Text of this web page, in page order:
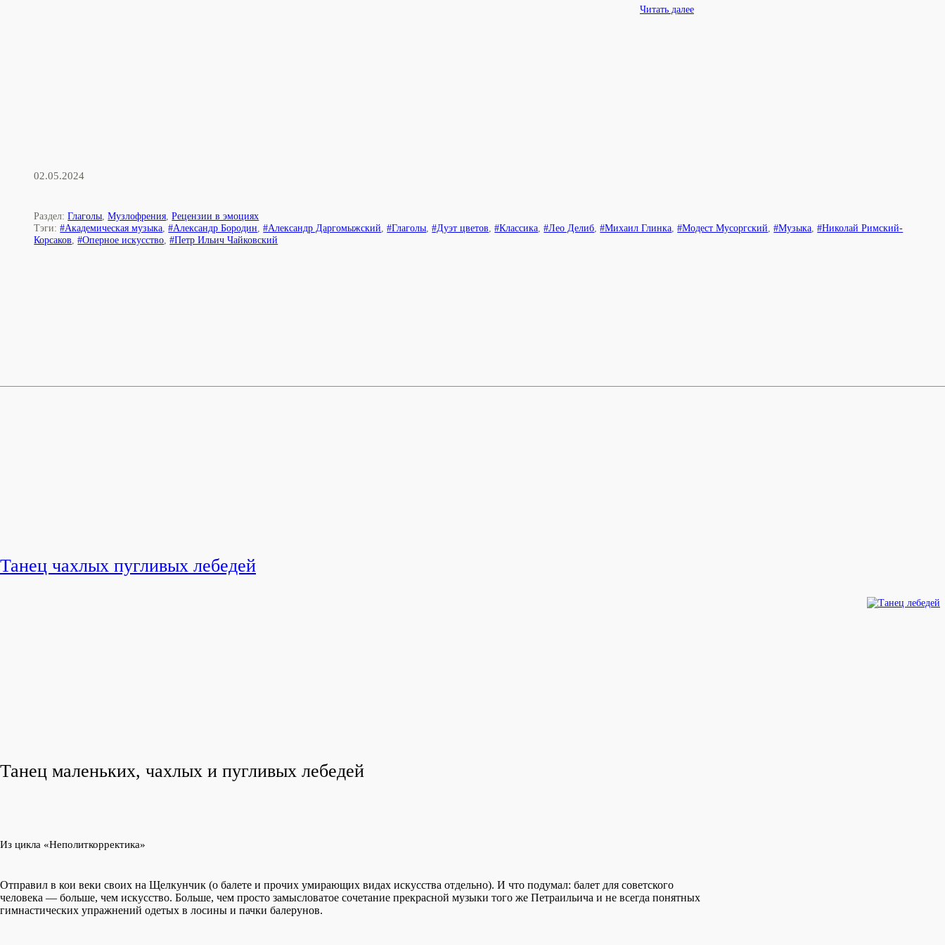
Читать далее
02.05.2024
Раздел:Глаголы,Музлофрения,Рецензии в эмоциях
Тэги:#Академическая музыка,#Александр Бородин,#Александр Даргомыжский,#Глаголы,#Дуэт цветов,#Классика,#Лео Делиб,#Михаил Глинка,#Модест Мусоргский,#Музыка,#Николай Римский-
Корсаков,#Оперное искусство,#Петр Ильич Чайковский
Танец чахлых пугливых лебедей
Танец маленьких, чахлых и пугливых лебедей
Из цикла «Неполиткорректика»
Отправил в кои веки своих на Щелкунчик (о балете и прочих умирающих видах искусства отдельно). И что подумал: балет для советского
человека — больше, чем искусство. Больше, чем просто замысловатое сочетание прекрасной музыки того же Петраильича и не всегда понятных
гимнастических упражнений одетых в лосины и пачки балерунов.